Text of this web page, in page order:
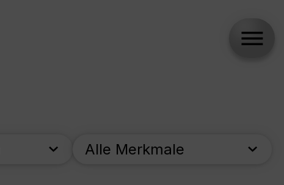
Alle Merkmale